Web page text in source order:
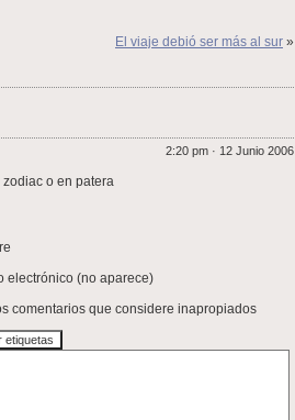
El viaje debió ser más al sur »
2:20 pm · 12 Junio 2006
o en patera
electrónico (no aparece)
comentarios que considere inapropiados